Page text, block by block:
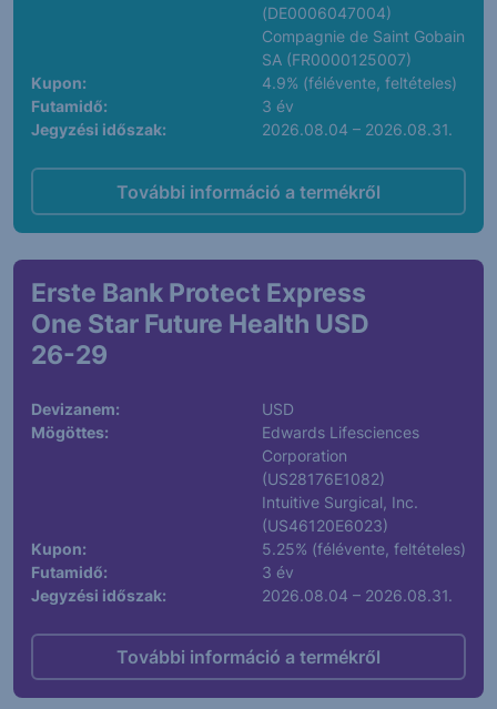
(DE0006047004)
Compagnie de Saint Gobain
SA (FR0000125007)
Kupon:
4.9% (félévente, feltételes)
Futamidő:
3 év
Jegyzési időszak:
2026.08.04 – 2026.08.31.
További információ a termékről
Erste Bank Protect Express
One Star Future Health USD
26-29
Devizanem:
USD
Mögöttes:
Edwards Lifesciences
Corporation
(US28176E1082)
Intuitive Surgical, Inc.
(US46120E6023)
Kupon:
5.25% (félévente, feltételes)
Futamidő:
3 év
Jegyzési időszak:
2026.08.04 – 2026.08.31.
További információ a termékről